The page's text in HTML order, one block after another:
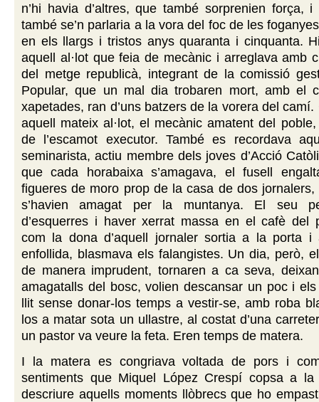
n’hi havia d’altres, que també sorprenien força,
també se’n parlaria a la vora del foc de les
en els llargs i tristos anys quaranta i cinquanta.
aquell al·lot que feia de mecànic i arreglava amb
del metge republicà, integrant de la comissió
Popular, que un mal dia trobaren mort, amb el
xapetades, ran d’uns batzers de la vorera del
aquell mateix al·lot, el mecànic amatent del
de l’escamot executor. També es recordava
seminarista, actiu membre dels joves d’Acció
que cada horabaixa s’amagava, el fusell
figueres de moro prop de la casa de dos
s’havien amagat per la muntanya. El seu
d’esquerres i haver xerrat massa en el cafè del
com la dona d’aquell jornaler sortia a la porta i
enfollida, blasmava els falangistes. Un dia, però,
de manera imprudent, tornaren a ca seva,
amagatalls del bosc, volien descansar un poc i
llit sense donar-los temps a vestir-se, amb roba
los a matar sota un ullastre, al costat d’una
un pastor va veure la feta. Eren temps de matera.
I la matera es congriava voltada de pors i
sentiments que Miquel López Crespí copsa a la
descriure aquells moments llòbrecs que ho